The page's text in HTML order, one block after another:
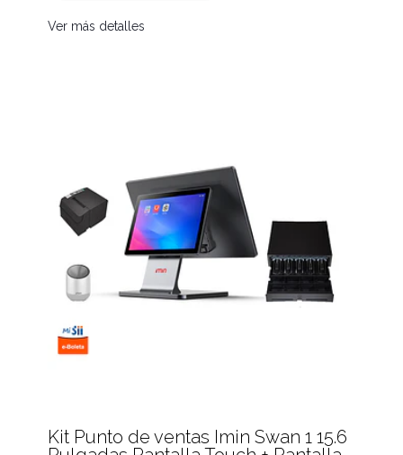
Ver más detalles
Kit Punto de ventas Imin Swan 1 15.6